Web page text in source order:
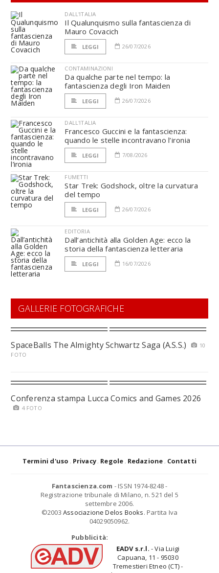
DALL'ITALIA
Il Qualunquismo sulla fantascienza di
Mauro Covacich
LEGGI 26/07/2026
CONTAMINAZIONI
Da qualche parte nel tempo: la
fantascienza degli Iron Maiden
LEGGI 26/07/2026
DALL'ITALIA
Francesco Guccini e la fantascienza:
quando le stelle incontravano l’ironia
LEGGI 7/08/2026
FUMETTI
Star Trek: Godshock, oltre la curvatura
del tempo
LEGGI 26/07/2026
EDITORIA
Dall’antichità alla Golden Age: ecco la
storia della fantascienza letteraria
LEGGI 16/07/2026
GALLERIE FOTOGRAFICHE
SpaceBalls The Almighty Schwartz Saga (A.S.S.)
10
FOTO
Conferenza stampa Lucca Comics and Games 2026
4 FOTO
Termini d'uso Privacy Regole Redazione Contatti
Fantascienza.com - ISSN 1974-8248 -
Registrazione tribunale di Milano, n. 521 del 5
settembre 2006.
©2003 Associazione Delos Books. Partita Iva
04029050962.
Pubblicità:
EADV s.r.l. - Via Luigi
Capuana, 11 - 95030
Tremestieri Etneo (CT) -